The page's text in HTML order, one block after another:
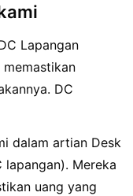
Lapangan
DC
dalam artian Desk
Mereka
uang yang